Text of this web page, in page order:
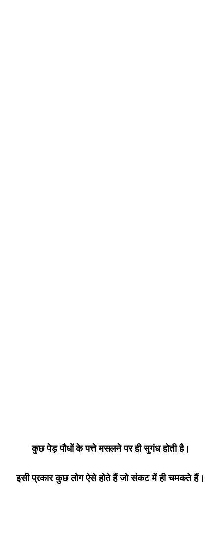
कुछ पेड़ पौधों के पत्ते मसलने पर ही सुगंध होती है।
इसी प्रकार कुछ लोग ऐसे होते हैं जो संकट में ही चमकते हैं।